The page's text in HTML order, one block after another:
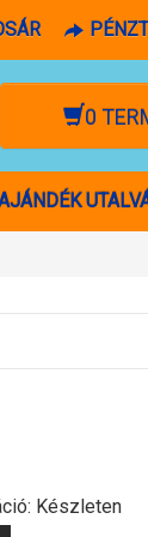
0
Készleten